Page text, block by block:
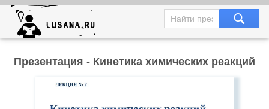
Презентация - Кинетика химических реакций